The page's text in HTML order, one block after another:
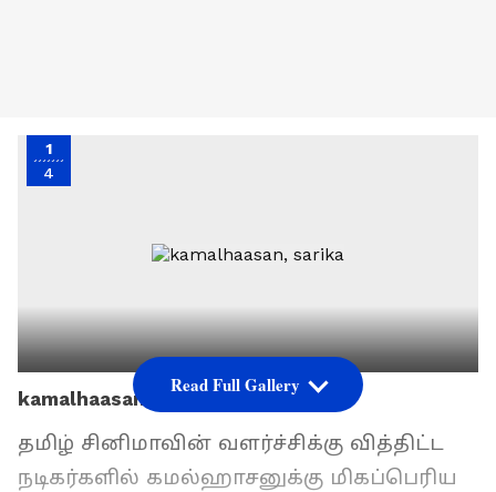
1
4
kamalhaasan, sarika
தமிழ் சினிமாவின் வளர்ச்சிக்கு வித்திட்ட
நடிகர்களில் கமல்ஹாசனுக்கு மிகப்பெரிய
Read Full Gallery